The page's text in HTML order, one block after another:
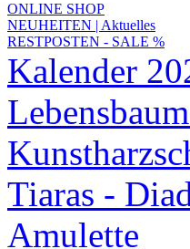
ONLINE SHOP
NEUHEITEN | Aktuelles
RESTPOSTEN - SALE %
Kalender
Tiaras -
Amulette